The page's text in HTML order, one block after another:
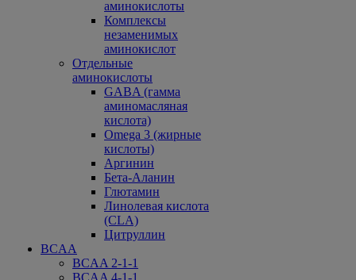
аминокислоты
Комплексы
незаменимых
аминокислот
Отдельные
аминокислоты
GABA (гамма
аминомасляная
кислота)
Omega 3 (жирные
кислоты)
Аргинин
Бета-Аланин
Глютамин
Линолевая кислота
(CLA)
Цитруллин
BCAA
BCAA 2-1-1
BCAA 4-1-1